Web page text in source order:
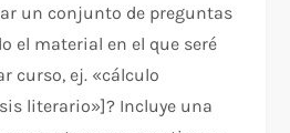
un conjunto de preguntas
el material en el que seré
curso, ej. «cálculo
literario»]? Incluye una